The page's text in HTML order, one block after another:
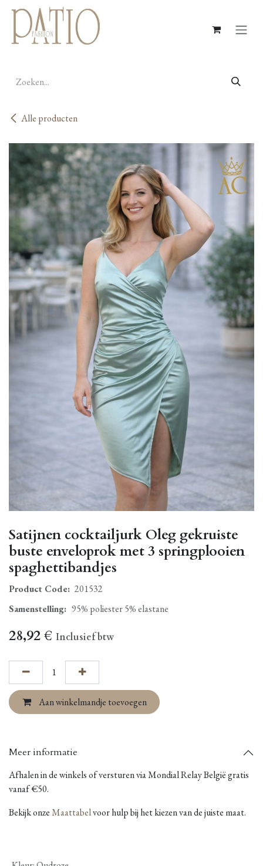
Overslaan naar inhoud
Alle producten
Satijnen cocktailjurk Oleg gekruiste
buste enveloprok met 3 springplooien
spaghettibandjes
Product Code: 201532
Samenstelling: 95% poliester 5% elastane
28,92€ Inclusief btw
Aan winkelmandje toevoegen
Meer informatie
Afhalen in de winkels of versturen via Mondial Relay België gratis
vanaf €50.
Bekijk onzeMaattabelvoor hulp bij het kiezen van de juiste maat.